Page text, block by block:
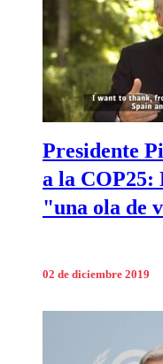
Presidente
a la COP25:
"una ola de
02 de diciembre 2019